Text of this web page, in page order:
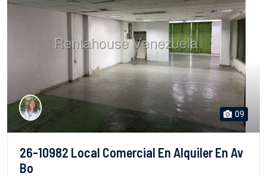
09
26-10982 Local Comercial En Alquiler En Av
Bo